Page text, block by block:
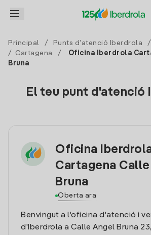
Principal / Punts d'atenció Iberdrola /
/
Cartagena /
Oficina Iberdrola
Bruna
El teu punt d'atenció
Oficina
Cartagena
Bruna
Oberta ara
Benvingut a l'oficina d'atenció i
d'Iberdrola a Calle Angel Bruna